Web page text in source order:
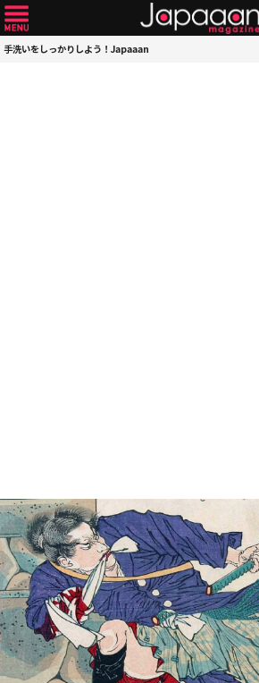
手洗いをしっかりしよう！Japaaan